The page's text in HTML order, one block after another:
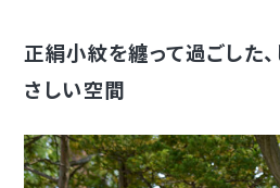
正絹小紋を纏って過ごした
さしい空間